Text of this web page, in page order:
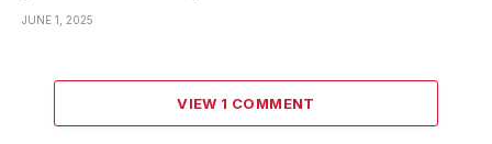
JUNE 1, 2025
VIEW 1 COMMENT